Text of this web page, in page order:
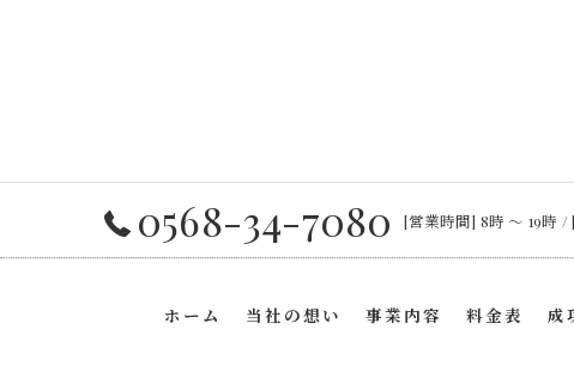
0568-34-7080 [営業時間] 8時 〜 19時 /
ホーム 当社の想い 事業内容 料金表 成